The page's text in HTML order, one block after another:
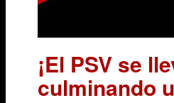
¡El PSV se
culminando